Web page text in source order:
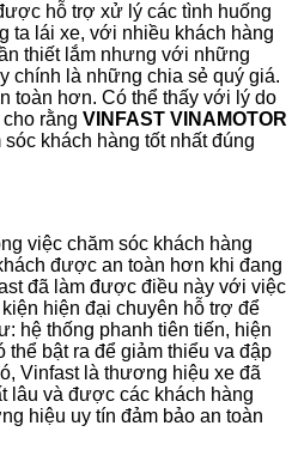
hỗ trợ xử lý các tình huống
ta lái xe, với nhiều khách hàng
thiết lắm nhưng với những
chính là những chia sẻ quý giá.
toàn hơn. Có thể thấy với lý do
rằng VINFAST VINAMOTOR
khách hàng tốt nhất đúng
việc chăm sóc khách hàng
được an toàn hơn khi đang
đã làm được điều này với việc
hiện đại chuyên hỗ trợ để
hệ thống phanh tiên tiến, hiện
thể bật ra để giảm thiểu va đập
Vinfast là thương hiệu xe đã
lâu và được các khách hàng
hiệu uy tín đảm bảo an toàn